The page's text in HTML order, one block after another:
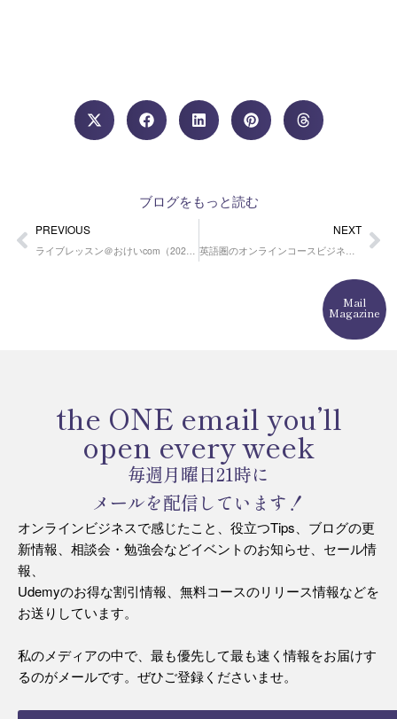
ブログをもっと読む
Prev
PREVIOUS NEXT
Mail
Magazine
the ONE email you’ll
open every week
毎週月曜日21時に
メールを配信しています！
オンラインビジネスで感じたこと、役立つTips、ブログの更
新情報、相談会・勉強会などイベントのお知らせ、セール情
報、
Udemyのお得な割引情報、無料コースのリリース情報などを
お送りしています。
私のメディアの中で、最も優先して最も速く情報をお届けす
るのがメールです。ぜひご登録くださいませ。